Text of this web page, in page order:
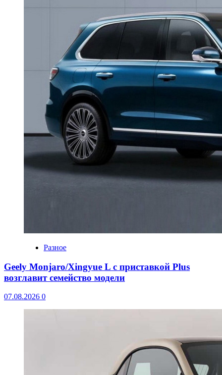
Разное
Geely Monjaro/Xingyue L с приставкой Plus
возглавит семейство модели
07.08.2026 0